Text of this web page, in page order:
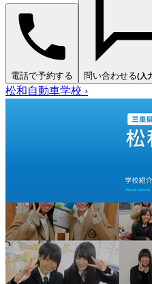
電話で予約する 問い合わせる(入
松和自動車学校 ›